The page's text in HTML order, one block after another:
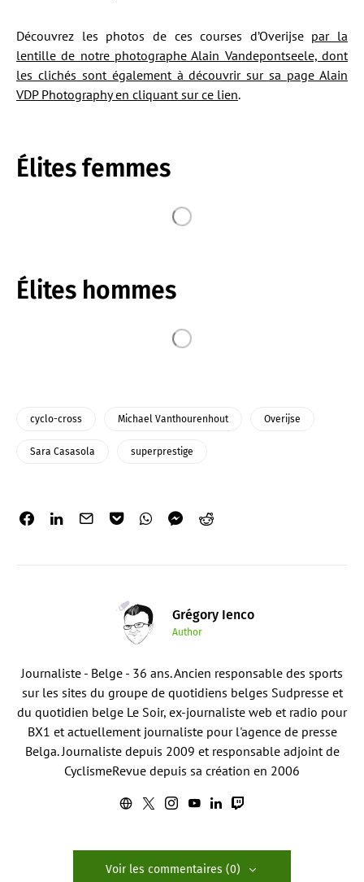
Découvrez les photos de ces courses d’Overijse par la
lentille de notre photographe Alain Vandepontseele, dont
les clichés sont également à découvrir sur sa page Alain
VDP Photography en cliquant sur ce lien.
Élites femmes
Élites hommes
cyclo-cross Michael Vanthourenhout Overijse
Sara Casasola superprestige
Grégory Ienco
Author
Journaliste - Belge - 36 ans. Ancien responsable des sports
sur les sites du groupe de quotidiens belges Sudpresse et
du quotidien belge Le Soir, ex-journaliste web et radio pour
BX1 et actuellement journaliste pour l'agence de presse
Belga. Journaliste depuis 2009 et responsable adjoint de
CyclismeRevue depuis sa création en 2006
Voir les commentaires (0)